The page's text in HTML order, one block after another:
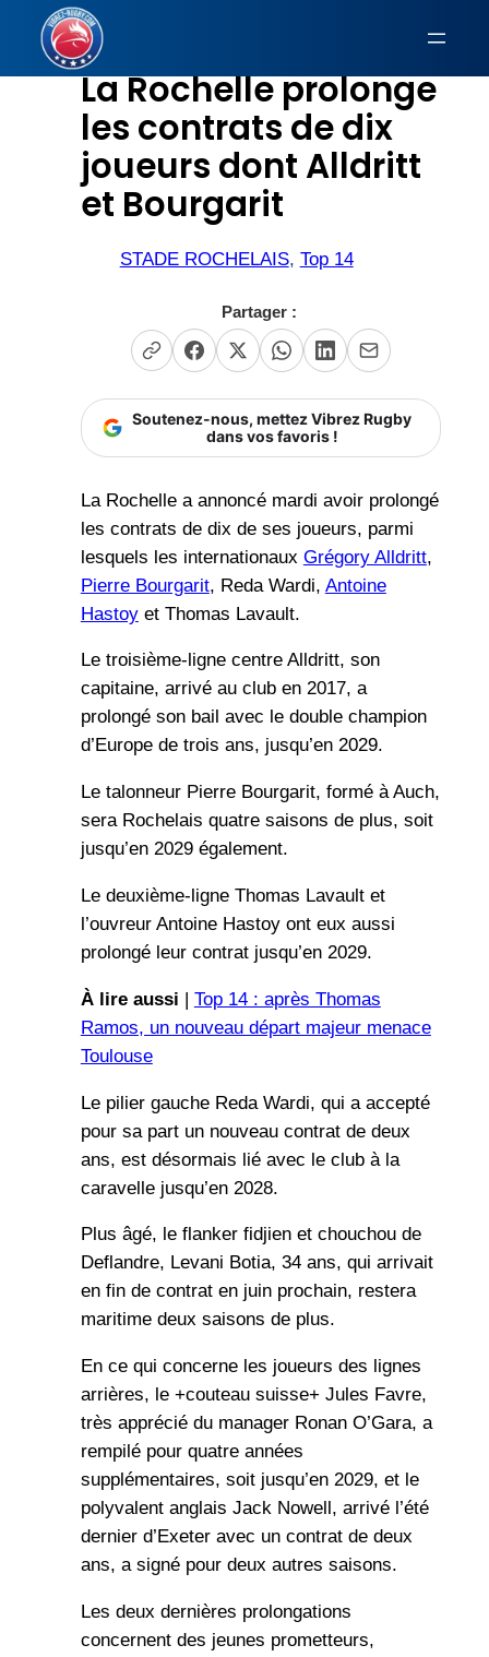
Aller
contenu La Rochelle prolonge
les contrats de dix
joueurs dont Alldritt
et Bourgarit
STADE ROCHELAIS, Top 14
Partager :
Soutenez-nous, mettez Vibrez Rugby
dans vos favoris !
La Rochelle a annoncé mardi avoir prolongé
les contrats de dix de ses joueurs, parmi
lesquels les internationaux Grégory Alldritt,
Pierre Bourgarit, Reda Wardi, Antoine
Hastoyet Thomas Lavault.
Le troisième-ligne centre Alldritt, son
capitaine, arrivé au club en 2017, a
prolongé son bail avec le double champion
d’Europe de trois ans, jusqu’en 2029.
Le talonneur Pierre Bourgarit, formé à Auch,
sera Rochelais quatre saisons de plus, soit
jusqu’en 2029 également.
Le deuxième-ligne Thomas Lavault et
l’ouvreur Antoine Hastoy ont eux aussi
prolongé leur contrat jusqu’en 2029.
À lire aussi | Top 14 : après Thomas
Ramos, un nouveau départ majeur menace
Toulouse
Le pilier gauche Reda Wardi, qui a accepté
pour sa part un nouveau contrat de deux
ans, est désormais lié avec le club à la
caravelle jusqu’en 2028.
Plus âgé, le flanker fidjien et chouchou de
Deflandre, Levani Botia, 34 ans, qui arrivait
en fin de contrat en juin prochain, restera
maritime deux saisons de plus.
En ce qui concerne les joueurs des lignes
arrières, le +couteau suisse+ Jules Favre,
très apprécié du manager Ronan O’Gara, a
rempilé pour quatre années
supplémentaires, soit jusqu’en 2029, et le
polyvalent anglais Jack Nowell, arrivé l’été
dernier d’Exeter avec un contrat de deux
ans, a signé pour deux autres saisons.
Les deux dernières prolongations
concernent des jeunes prometteurs,